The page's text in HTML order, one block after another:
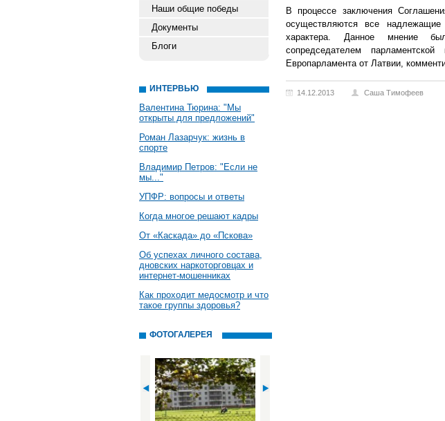
Наши общие победы
Документы
Блоги
ИНТЕРВЬЮ
Валентина Тюрина: "Мы
открыты для предложений"
Роман Лазарчук: жизнь в
спорте
Владимир Петров: "Если не
мы..."
УПФР: вопросы и ответы
Когда многое решают кадры
От «Каскада» до «Пскова»
Об успехах личного состава,
дновских наркоторговцах и
интернет-мошенниках
Как проходит медосмотр и что
такое группы здоровья?
ФОТОГАЛЕРЕЯ
В процессе заключения
осуществляются все надлежащие
характера. Данное мнение
сопредседателем
Европарламента от Латвии,
14.12.2013 Саша Тимофеев